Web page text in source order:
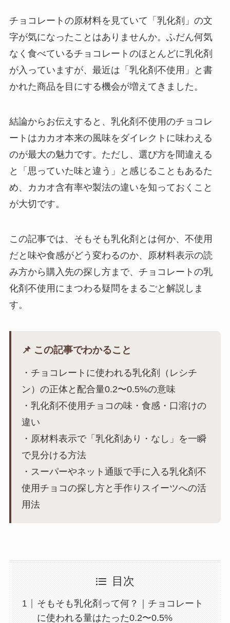
チョコレートの原材料を見ていて「乳化剤」の文
字が気になったことはありませんか。ふだん何気
なく食べているチョコレートのほとんどに乳化剤
が入っていますが、最近は「乳化剤不使用」と書
かれた商品を目にする機会が増えてきました。
結論からお伝えすると、乳化剤不使用のチョコレ
ートはカカオ本来の風味をダイレクトに味わえる
のが最大の魅力です。ただし、選び方を間違える
と「思っていた味と違う」と感じることもあるた
め、カカオ含有率や製法の違いを知っておくこと
が大切です。
この記事では、そもそも乳化剤とは何か、不使用
だと味や食感がどう変わるのか、原材料表示の読
み方から購入先の探し方まで、チョコレートの乳
化剤不使用にまつわる疑問をまるごと解説しま
す。
📌 この記事でわかること
・チョコレートに使われる乳化剤（レシチ
ン）の正体と配合量0.2〜0.5%の意味
・乳化剤不使用チョコの味・食感・口溶けの
違い
・原材料表示で「乳化剤あり・なし」を一瞬
で見分ける方法
・スーパーやネット通販で手に入る乳化剤不
使用チョコの探し方と手作りスイーツへの活
用法
目次
そもそも乳化剤って何？｜チョコレート
に使われる量はたった0.2〜0.5%